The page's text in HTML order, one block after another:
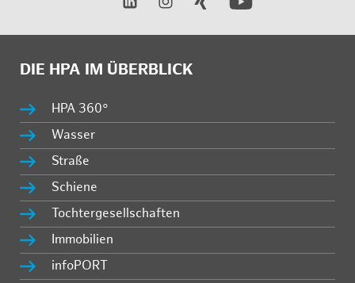
DIE HPA IM ÜBERBLICK
HPA 360°
Wasser
Straße
Schiene
Tochtergesellschaften
Immobilien
infoPORT